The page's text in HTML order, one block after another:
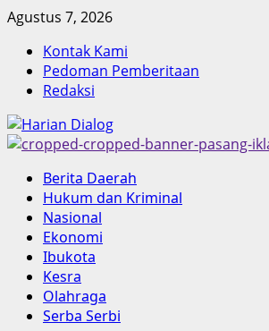
Skip
content
Agustus 7, 2026
Kontak Kami
Pedoman Pemberitaan
Redaksi
Primary
Menu
Berita Daerah
Hukum dan Kriminal
Nasional
Ekonomi
Ibukota
Kesra
Olahraga
Serba Serbi